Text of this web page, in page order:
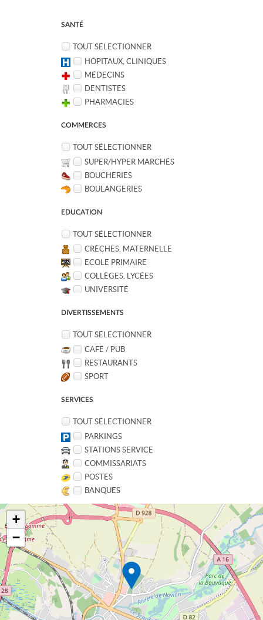
SANTÉ
TOUT SÉLECTIONNER
HÔPITAUX, CLINIQUES
MÉDECINS
DENTISTES
PHARMACIES
COMMERCES
TOUT SÉLECTIONNER
SUPER/HYPER MARCHÉS
BOUCHERIES
BOULANGERIES
EDUCATION
TOUT SÉLECTIONNER
CRÈCHES, MATERNELLE
ECOLE PRIMAIRE
COLLÈGES, LYCÉES
UNIVERSITÉ
DIVERTISSEMENTS
TOUT SÉLECTIONNER
CAFÉ / PUB
RESTAURANTS
SPORT
SERVICES
TOUT SÉLECTIONNER
PARKINGS
STATIONS SERVICE
COMMISSARIATS
POSTES
BANQUES
+
−